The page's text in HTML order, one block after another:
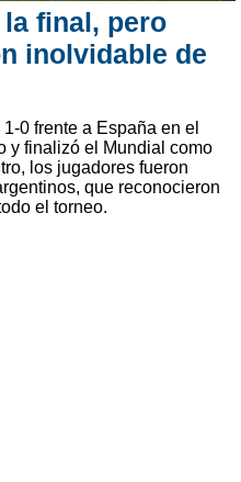
final, pero
inolvidable de
0 frente a España en el
y finalizó el Mundial como
los jugadores fueron
que reconocieron
el torneo.